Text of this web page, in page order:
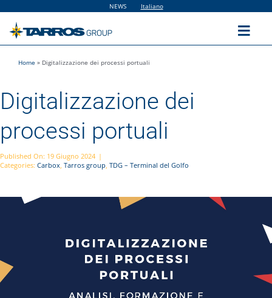
contenuto
NEWS Italiano
Home
The Group
People
Home » Digitalizzazione dei processi portuali
Digitalizzazione dei
processi portuali
Published On: 19 Giugno 2024 |
Categories: Carbox, Tarros group, TDG – Terminal del Golfo